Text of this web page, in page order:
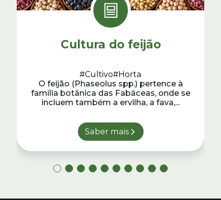
Cultura do feijão
#Cultivo#Horta
O feijão (Phaseolus spp.) pertence à
família botânica das Fabáceas, onde se
incluem também a ervilha, a fava,...
Saber mais